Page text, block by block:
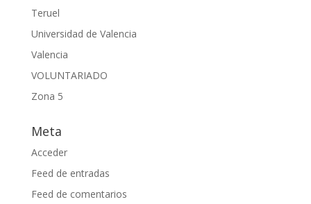
Teruel
Universidad de Valencia
Valencia
VOLUNTARIADO
Zona 5
Meta
Acceder
Feed de entradas
Feed de comentarios